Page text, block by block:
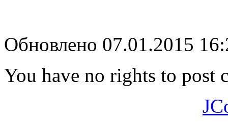
Обновлено 07.01.2015
You have no rights to post